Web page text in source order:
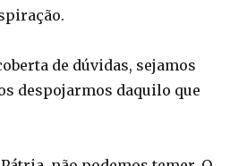
de dúvidas, sejamos
despojarmos daquilo que